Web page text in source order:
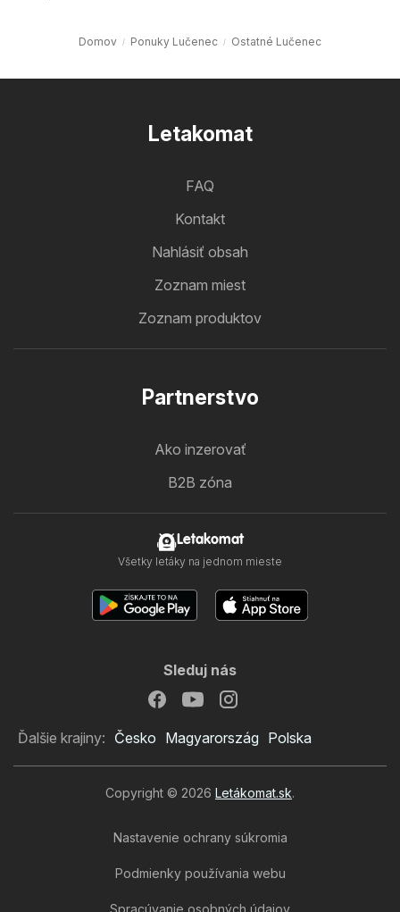
Domov Ponuky Lučenec Ostatné Lučenec
Letakomat
FAQ
Kontakt
Nahlásiť obsah
Zoznam miest
Zoznam produktov
Partnerstvo
Ako inzerovať
B2B zóna
Letakomat
Všetky letáky na jednom mieste
Sleduj nás
Ďalšie krajiny: Česko Magyarország Polska
Copyright © 2026 Letákomat.sk.
Nastavenie ochrany súkromia
Podmienky používania webu
Spracúvanie osobných údajov